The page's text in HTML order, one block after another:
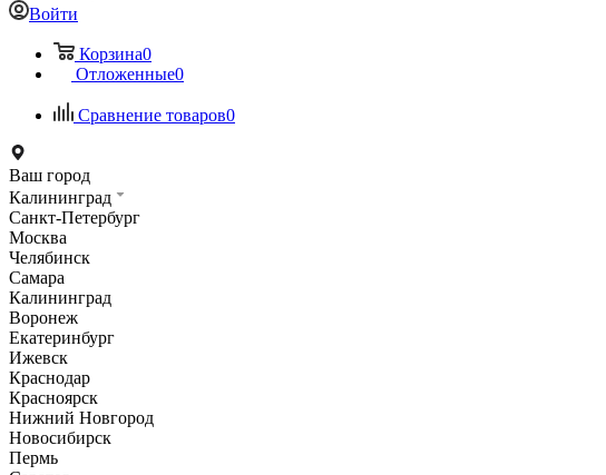
Войти
Корзина0
Отложенные0
Сравнение товаров0
Ваш город
Калининград
Санкт-Петербург
Москва
Челябинск
Самара
Калининград
Воронеж
Екатеринбург
Ижевск
Краснодар
Красноярск
Нижний Новгород
Новосибирск
Пермь